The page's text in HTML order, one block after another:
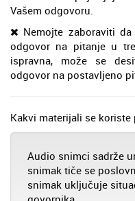
Vašem odgovoru.
Nemojte zaboraviti
odgovor na pitanje u
ispravna, može se
odgovor na postavljeno
Kakvi materijali se
Audio snimci sadrže
snimak tiče se
snimak uključuje